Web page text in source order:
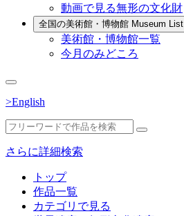
動画で見る無形の文化財
全国の美術館・博物館 Museum List
美術館・博物館一覧
今月のみどころ
>English
さらに詳細検索
トップ
作品一覧
カテゴリで見る